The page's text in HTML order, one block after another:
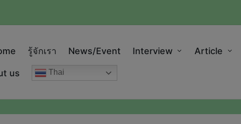
รู้จักเรา News/Event Interview Article
us Thai